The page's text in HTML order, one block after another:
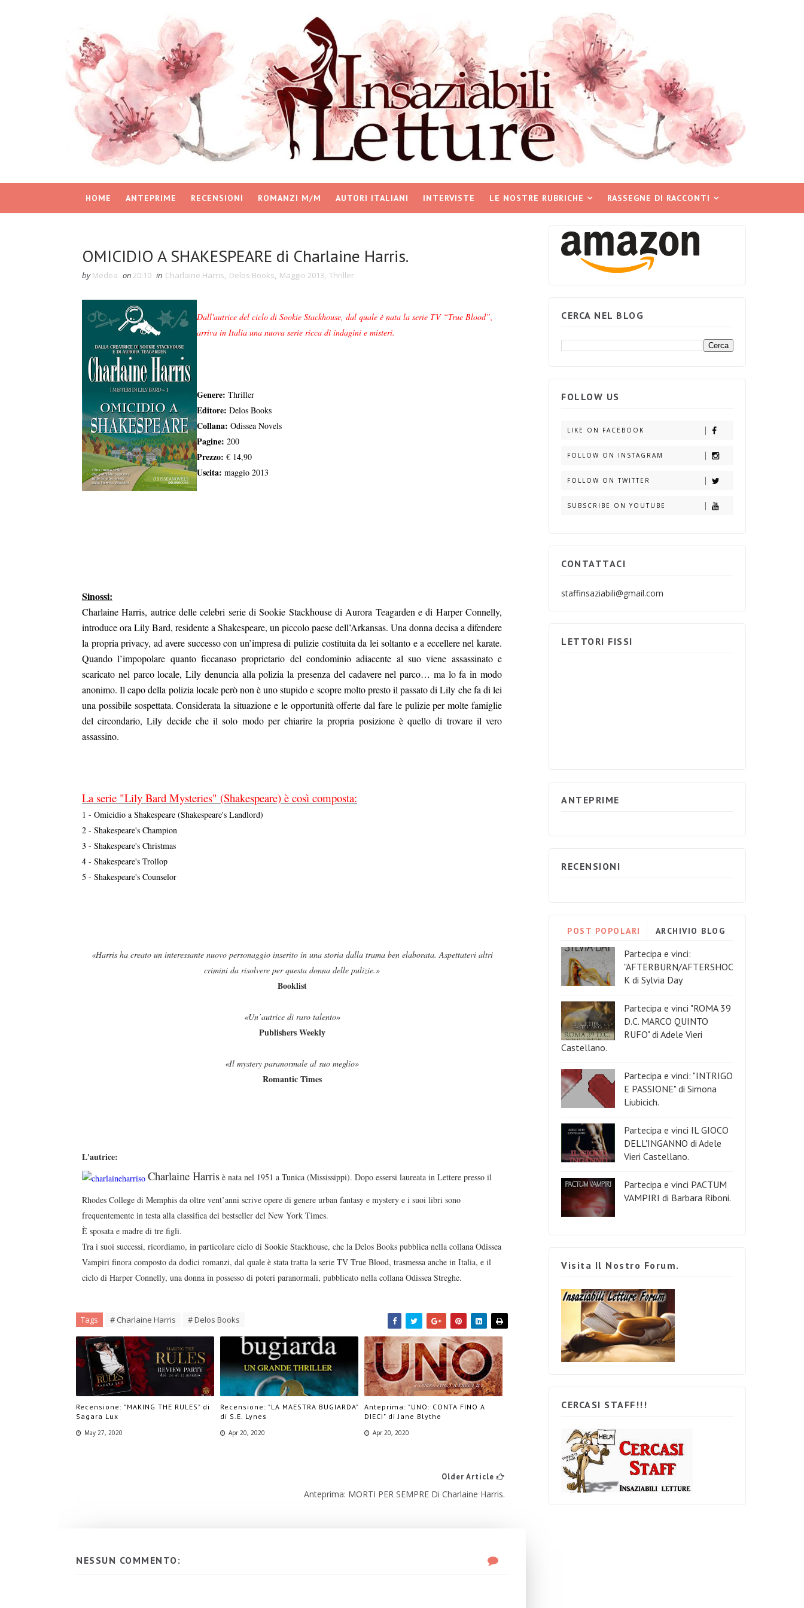
HOME ANTEPRIME RECENSIONI ROMANZI M/M AUTORI ITALIANI INTERVISTE LE NOSTRE RUBRICHE RASSEGNE DI RACCONTI
OMICIDIO A SHAKESPEARE di Charlaine Harris.
by Medea on20:10 in Charlaine Harris, Delos Books, Maggio 2013, Thriller
Dall'autrice del ciclo di Sookie Stackhouse, dal quale è nata la serie TV “True Blood”,
arriva in Italia una nuova serie ricca di indagini e misteri.
Genere: Thriller
Editore: Delos Books
Collana: Odissea Novels
Pagine: 200
Prezzo: € 14,90
Uscita: maggio 2013
Sinossi:
Charlaine Harris, autrice delle celebri serie di Sookie Stackhouse di Aurora Teagarden e di Harper Connelly,
introduce ora Lily Bard, residente a Shakespeare, un piccolo paese dell’Arkansas. Una donna decisa a difendere
la propria privacy, ad avere successo con un’impresa di pulizie costituita da lei soltanto e a eccellere nel karate.
Quando l’impopolare quanto ficcanaso proprietario del condominio adiacente al suo viene assassinato e
scaricato nel parco locale, Lily denuncia alla polizia la presenza del cadavere nel parco… ma lo fa in modo
anonimo. Il capo della polizia locale però non è uno stupido e scopre molto presto il passato di Lily che fa di lei
una possibile sospettata. Considerata la situazione e le opportunità offerte dal fare le pulizie per molte famiglie
del circondario, Lily decide che il solo modo per chiarire la propria posizione è quello di trovare il vero
assassino.
La serie "Lily Bard Mysteries" (Shakespeare) è così composta:
1 - Omicidio a Shakespeare (Shakespeare's Landlord)
2 - Shakespeare's Champion
3 - Shakespeare's Christmas
4 - Shakespeare's Trollop
5 - Shakespeare's Counselor
«Harris ha creato un interessante nuovo personaggio inserito in una storia dalla trama ben elaborata. Aspettatevi altri
crimini da risolvere per questa donna delle pulizie.»
Booklist
«Un’autrice di raro talento»
Publishers Weekly
«Il mystery paranormale al suo meglio»
Romantic Times
L'autrice:
Charlaine Harris è nata nel 1951 a Tunica (Mississippi). Dopo essersi laureata in Lettere presso il
Rhodes College di Memphis da oltre vent’anni scrive opere di genere urban fantasy e mystery e i suoi libri sono
frequentemente in testa alla classifica dei bestseller del New York Times.
È sposata e madre di tre figli.
Tra i suoi successi, ricordiamo, in particolare ciclo di Sookie Stackhouse, che la Delos Books pubblica nella collana Odissea
Vampiri finora composto da dodici romanzi, dal quale è stata tratta la serie TV True Blood, trasmessa anche in Italia, e il
ciclo di Harper Connelly, una donna in possesso di poteri paranormali, pubblicato nella collana Odissea Streghe.
Tags # Charlaine Harris # Delos Books
Recensione: "MAKING THE RULES" di
Sagara Lux
May 27, 2020
Recensione: "LA MAESTRA BUGIARDA"
di S.E. Lynes
Apr 20, 2020
Anteprima: "UNO: CONTA FINO A
DIECI" di Jane Blythe
Apr 20, 2020
Older Article
Anteprima: MORTI PER SEMPRE Di Charlaine Harris.
NESSUN COMMENTO:
CERCA NEL BLOG
FOLLOW US
LIKE ON FACEBOOK
FOLLOW ON INSTAGRAM
FOLLOW ON TWITTER
SUBSCRIBE ON YOUTUBE
CONTATTACI
staffinsaziabili@gmail.com
LETTORI FISSI
ANTEPRIME
RECENSIONI
POST POPOLARI ARCHIVIO BLOG
Partecipa e vinci:
"AFTERBURN/AFTERSHOC
K di Sylvia Day
Partecipa e vinci "ROMA 39
D.C. MARCO QUINTO
RUFO" di Adele Vieri
Castellano.
Partecipa e vinci: "INTRIGO
E PASSIONE" di Simona
Liubicich.
Partecipa e vinci IL GIOCO
DELL'INGANNO di Adele
Vieri Castellano.
Partecipa e vinci PACTUM
VAMPIRI di Barbara Riboni.
Visita Il Nostro Forum.
CERCASI STAFF!!!